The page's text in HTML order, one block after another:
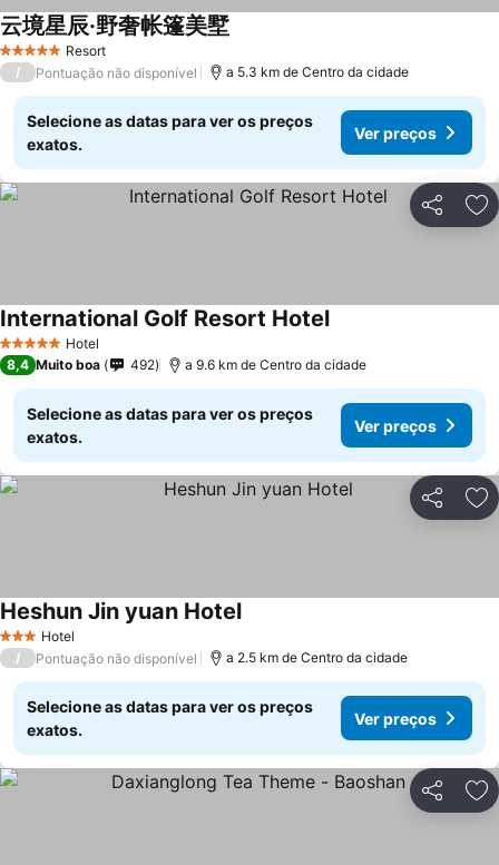
5 Estrelas Resort
云境星辰·野奢帐篷美墅Ver preços
/ Pontuação não disponível a 5.3 km de Centro da cidade
Selecione as datas para ver os preços
exatos.
Ver preços
Partilhar
5 Estrelas Hotel
International Golf Resort HotelVer preços
8,4 Muito boa 492 a 9.6 km de Centro da cidade
Selecione as datas para ver os preços
exatos.
Ver preços
Partilhar
3 EstrelasHotel
Heshun Jin yuan HotelVer preços
/ Pontuação não disponível a 2.5 km de Centro da cidade
Selecione as datas para ver os preços
exatos.
Ver preços
Partilhar